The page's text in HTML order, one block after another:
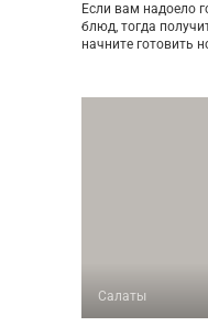
Если вам надоело
блюд, тогда
начните готовить
Салаты